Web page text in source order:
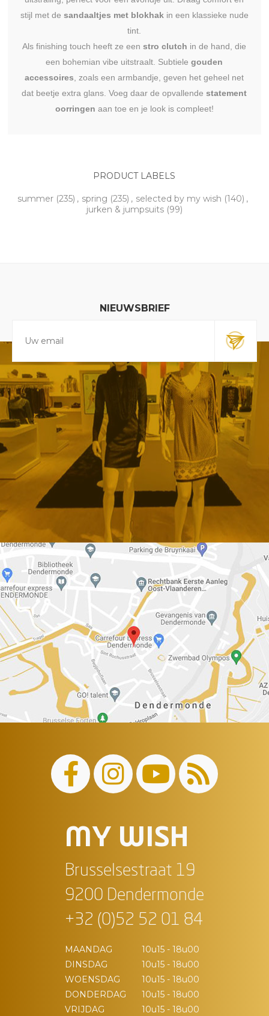
stijl met de sandaaltjes met blokhak in een klassieke nude
tint.
Als finishing touch heeft ze eenstro clutch in de hand, die
een bohemian vibe uitstraalt. Subtielegouden
accessoires , zoals een armbandje, geven het geheel net
dat beetje extra glans. Voeg daar de opvallendestatement
oorringen aan toe en je look is compleet!
PRODUCT LABELS
summer (235) , spring (235) , selected by my wish (140) ,
jurken & jumpsuits (99)
NIEUWSBRIEF
MY WISH
Brusselsestraat 19
9200 Dendermonde
+32 (0)52 52 01 84
MAANDAG
10u15 - 18u00
DINSDAG
10u15 - 18u00
WOENSDAG
10u15 - 18u00
DONDERDAG
10u15 - 18u00
VRIJDAG
10u15 - 18u00